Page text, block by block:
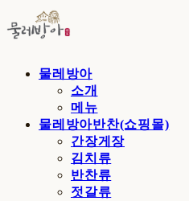
물레방아
소개
메뉴
물레방아반찬(쇼핑몰)
간장게장
김치류
반찬류
젓갈류